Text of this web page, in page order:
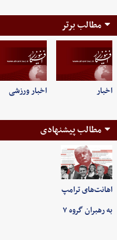
مطالب برتر
اخبار اخبار ورزشی
مطالب پیشنهادی
اهانت‌های ترامپ
به رهبران گروه ۷